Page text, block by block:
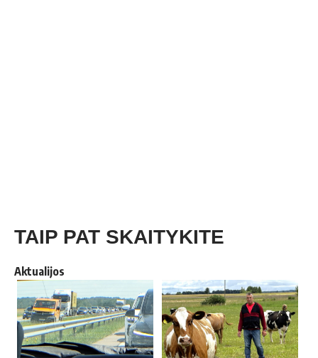
TAIP PAT SKAITYKITE
Aktualijos